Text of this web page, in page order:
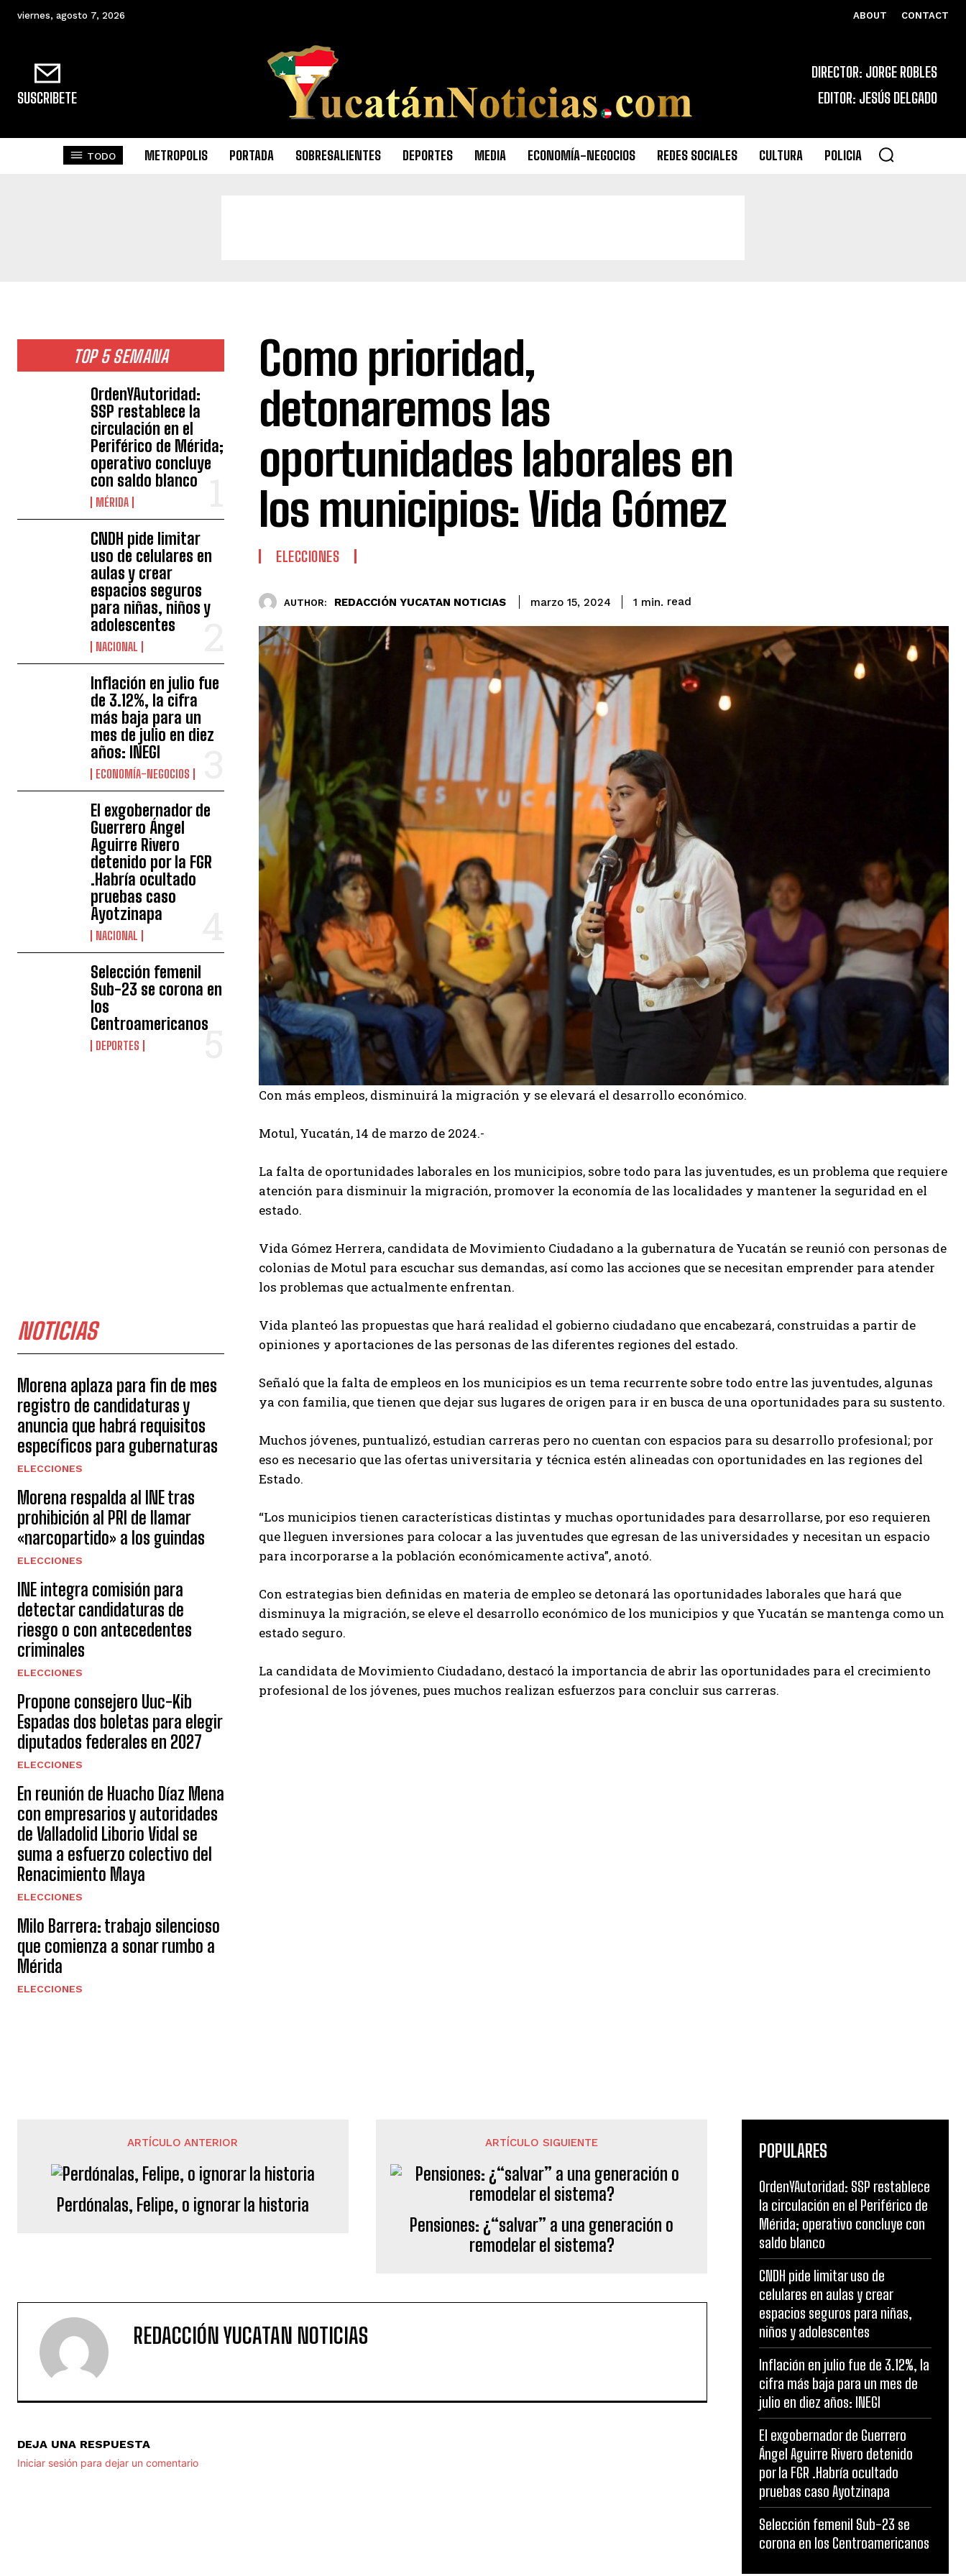
viernes, agosto 7, 2026 ABOUT CONTACT
SUSCRIBETE
DIRECTOR: JORGE ROBLES
EDITOR: JESÚS DELGADO
TODO METROPOLIS PORTADA SOBRESALIENTES DEPORTES MEDIA ECONOMÍA-NEGOCIOS REDES SOCIALES CULTURA POLICIA
TOP 5 SEMANA
OrdenYAutoridad:
SSP restablece la
circulación en el
Periférico de Mérida;
operativo concluye
con saldo blanco
MÉRIDA
CNDH pide limitar
uso de celulares en
aulas y crear
espacios seguros
para niñas, niños y
adolescentes
NACIONAL
Inflación en julio fue
de 3.12%, la cifra
más baja para un
mes de julio en diez
años: INEGI
ECONOMÍA-NEGOCIOS
El exgobernador de
Guerrero Ángel
Aguirre Rivero
detenido por la FGR
.Habría ocultado
pruebas caso
Ayotzinapa
NACIONAL
Selección femenil
Sub-23 se corona en
los
Centroamericanos
DEPORTES
NOTICIAS
Morena aplaza para fin de mes
registro de candidaturas y
anuncia que habrá requisitos
específicos para gubernaturas
ELECCIONES
Morena respalda al INE tras
prohibición al PRI de llamar
«narcopartido» a los guindas
ELECCIONES
INE integra comisión para
detectar candidaturas de
riesgo o con antecedentes
criminales
ELECCIONES
Propone consejero Uuc-Kib
Espadas dos boletas para elegir
diputados federales en 2027
ELECCIONES
En reunión de Huacho Díaz Mena
con empresarios y autoridades
de Valladolid Liborio Vidal se
suma a esfuerzo colectivo del
Renacimiento Maya
ELECCIONES
Milo Barrera: trabajo silencioso
que comienza a sonar rumbo a
Mérida
ELECCIONES
Como prioridad,
detonaremos las
oportunidades laborales en
los municipios: Vida Gómez
ELECCIONES
AUTHOR: REDACCIÓN YUCATAN NOTICIAS marzo 15, 2024 1 min. read
Con más empleos, disminuirá la migración y se elevará el desarrollo económico.
Motul, Yucatán, 14 de marzo de 2024.-
La falta de oportunidades laborales en los municipios, sobre todo para las juventudes, es un problema que requiere
atención para disminuir la migración, promover la economía de las localidades y mantener la seguridad en el
estado.
Vida Gómez Herrera, candidata de Movimiento Ciudadano a la gubernatura de Yucatán se reunió con personas de
colonias de Motul para escuchar sus demandas, así como las acciones que se necesitan emprender para atender
los problemas que actualmente enfrentan.
Vida planteó las propuestas que hará realidad el gobierno ciudadano que encabezará, construidas a partir de
opiniones y aportaciones de las personas de las diferentes regiones del estado.
Señaló que la falta de empleos en los municipios es un tema recurrente sobre todo entre las juventudes, algunas
ya con familia, que tienen que dejar sus lugares de origen para ir en busca de una oportunidades para su sustento.
Muchos jóvenes, puntualizó, estudian carreras pero no cuentan con espacios para su desarrollo profesional; por
eso es necesario que las ofertas universitaria y técnica estén alineadas con oportunidades en las regiones del
Estado.
“Los municipios tienen características distintas y muchas oportunidades para desarrollarse, por eso requieren
que lleguen inversiones para colocar a las juventudes que egresan de las universidades y necesitan un espacio
para incorporarse a la población económicamente activa”, anotó.
Con estrategias bien definidas en materia de empleo se detonará las oportunidades laborales que hará que
disminuya la migración, se eleve el desarrollo económico de los municipios y que Yucatán se mantenga como un
estado seguro.
La candidata de Movimiento Ciudadano, destacó la importancia de abrir las oportunidades para el crecimiento
profesional de los jóvenes, pues muchos realizan esfuerzos para concluir sus carreras.
ARTÍCULO ANTERIOR
Perdónalas, Felipe, o ignorar la historia
ARTÍCULO SIGUIENTE
Pensiones: ¿“salvar” a una generación o
remodelar el sistema?
REDACCIÓN YUCATAN NOTICIAS
DEJA UNA RESPUESTA
Iniciar sesión para dejar un comentario
POPULARES
OrdenYAutoridad: SSP restablece
la circulación en el Periférico de
Mérida; operativo concluye con
saldo blanco
CNDH pide limitar uso de
celulares en aulas y crear
espacios seguros para niñas,
niños y adolescentes
Inflación en julio fue de 3.12%, la
cifra más baja para un mes de
julio en diez años: INEGI
El exgobernador de Guerrero
Ángel Aguirre Rivero detenido
por la FGR .Habría ocultado
pruebas caso Ayotzinapa
Selección femenil Sub-23 se
corona en los Centroamericanos